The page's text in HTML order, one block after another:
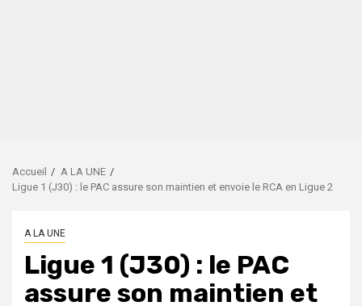
Accueil
A LA UNE
Ligue 1 (J30) : le PAC assure son maintien et envoie le RCA en Ligue 2
A LA UNE
Ligue 1 (J30) : le PAC
assure son maintien et